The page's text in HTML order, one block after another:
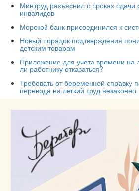
Минтруд разъяснил о сроках сдачи
инвалидов
Морской банк присоединился к
Новый порядок подтверждения
детским товарам
Приложение для учета времени
ли работнику отказаться?
Требовать от беременной справку
перевода на легкий труд незаконно